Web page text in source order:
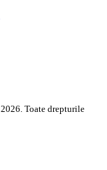
Toate drepturile